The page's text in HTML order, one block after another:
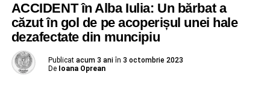
ACCIDENT în Alba Iulia: Un bărbat a
căzut în gol de pe acoperișul unei hale
dezafectate din muncipiu
Publicat acum 3 ani în 3 octombrie 2023
De Ioana Oprean